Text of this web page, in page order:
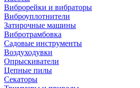
Виброрейки и вибраторы
Виброуплотнители
Затирочные машины
Вибротрамбовка
Садовые инструменты
Воздуходувки
Опрыскиватели
Цепные пилы
Секаторы